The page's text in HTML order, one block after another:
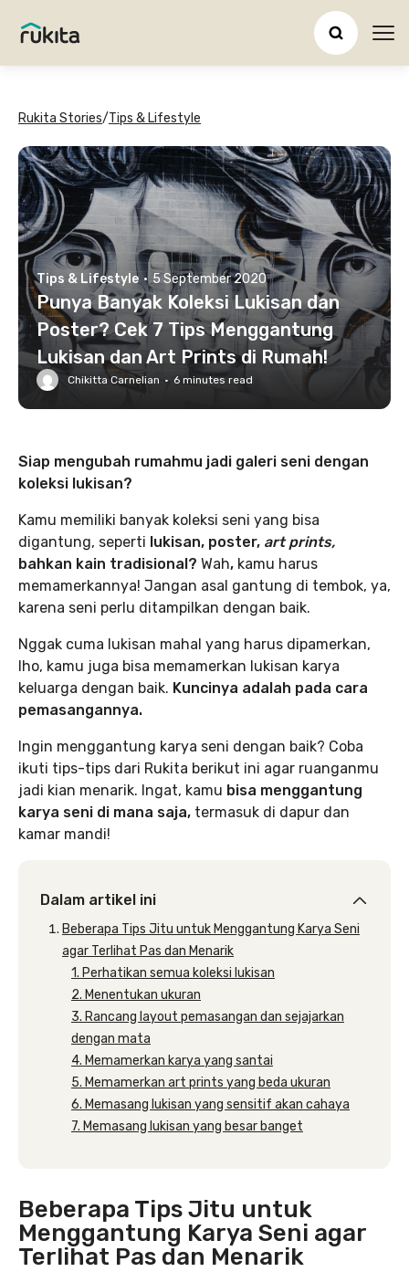
Rukita Stories/Tips & Lifestyle
Tips & Lifestyle · 5 September 2020
Punya Banyak Koleksi Lukisan dan
Poster? Cek 7 Tips Menggantung
Lukisan dan Art Prints di Rumah!
Chikitta Carnelian · 6 minutes read
Siap mengubah rumahmu jadi galeri seni dengan
koleksi lukisan?
Kamu memiliki banyak koleksi seni yang bisa
digantung, seperti lukisan, poster, art prints,
bahkan kain tradisional? Wah, kamu harus
memamerkannya! Jangan asal gantung di tembok, ya,
karena seni perlu ditampilkan dengan baik.
Nggak cuma lukisan mahal yang harus dipamerkan,
lho, kamu juga bisa memamerkan lukisan karya
keluarga dengan baik. Kuncinya adalah pada cara
pemasangannya.
Ingin menggantung karya seni dengan baik? Coba
ikuti tips-tips dari Rukita berikut ini agar ruanganmu
jadi kian menarik. Ingat, kamu bisa menggantung
karya seni di mana saja, termasuk di dapur dan
kamar mandi!
Dalam artikel ini
Beberapa Tips Jitu untuk Menggantung Karya Seni
agar Terlihat Pas dan Menarik
1. Perhatikan semua koleksi lukisan
2. Menentukan ukuran
3. Rancang layout pemasangan dan sejajarkan
dengan mata
4. Memamerkan karya yang santai
5. Memamerkan art prints yang beda ukuran
6. Memasang lukisan yang sensitif akan cahaya
7. Memasang lukisan yang besar banget
Beberapa Tips Jitu untuk
Menggantung Karya Seni agar
Terlihat Pas dan Menarik